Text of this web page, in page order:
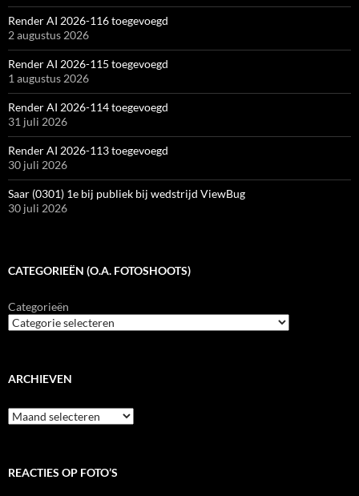
Render AI 2026-116 toegevoegd
2 augustus 2026
Render AI 2026-115 toegevoegd
1 augustus 2026
Render AI 2026-114 toegevoegd
31 juli 2026
Render AI 2026-113 toegevoegd
30 juli 2026
Saar (0301) 1e bij publiek bij wedstrijd ViewBug
30 juli 2026
CATEGORIEËN (O.A. FOTOSHOOTS)
Categorieën
ARCHIEVEN
Archieven
REACTIES OP FOTO’S